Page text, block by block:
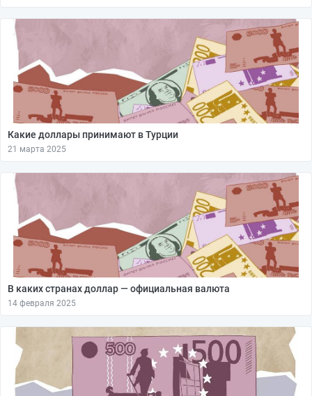
Какие доллары принимают в Турции
21 марта 2025
В каких странах доллар — официальная валюта
14 февраля 2025